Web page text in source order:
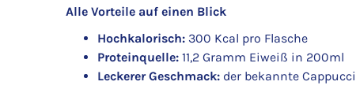
Alle Vorteile auf einen Blick
Hochkalorisch: 300 Kcal pro Flasche
Proteinquelle: 11,2 Gramm Eiweiß in 200ml
Leckerer Geschmack: der bekannte